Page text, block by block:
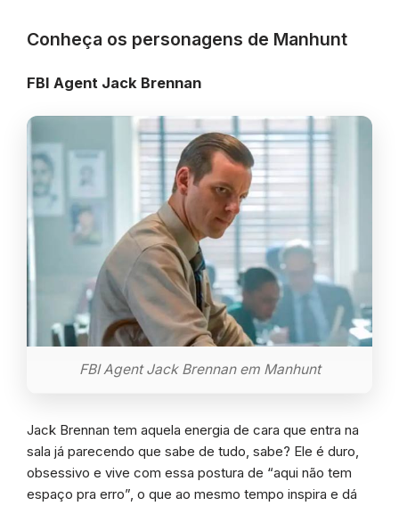
Conheça os personagens de Manhunt
FBI Agent Jack Brennan
FBI Agent Jack Brennan em Manhunt
Jack Brennan tem aquela energia de cara que entra na
sala já parecendo que sabe de tudo, sabe? Ele é duro,
obsessivo e vive com essa postura de “aqui não tem
espaço pra erro”, o que ao mesmo tempo inspira e dá